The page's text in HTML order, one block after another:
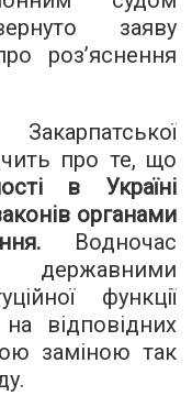
заяву
роз’яснення
про те, що
в Україні
органами
Водночас
державними
функції
відповідних
заміною так